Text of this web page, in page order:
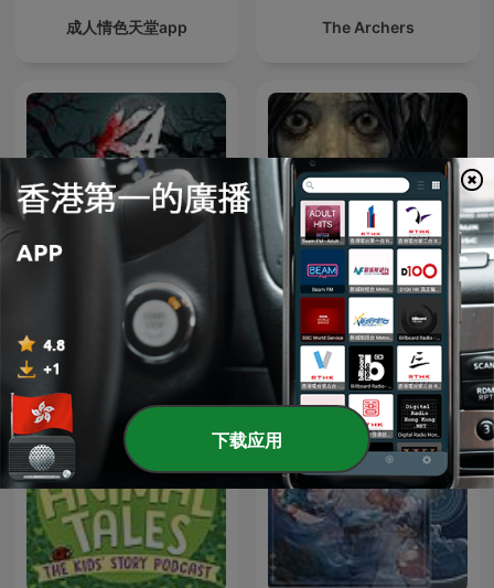
成人情色天堂app The Archers
Ka Istorya Horror
Sitio Bangungot - Pinoy
Horror Stories for Sleep
Podcast
下载应用